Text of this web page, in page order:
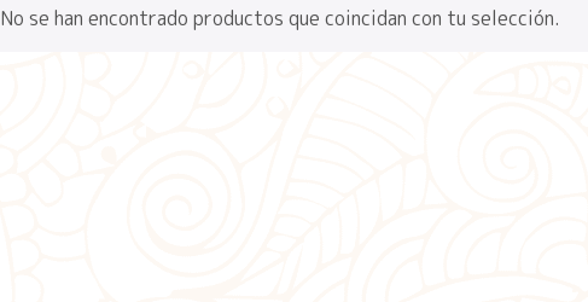
No se han encontrado productos que coincidan con tu selección.